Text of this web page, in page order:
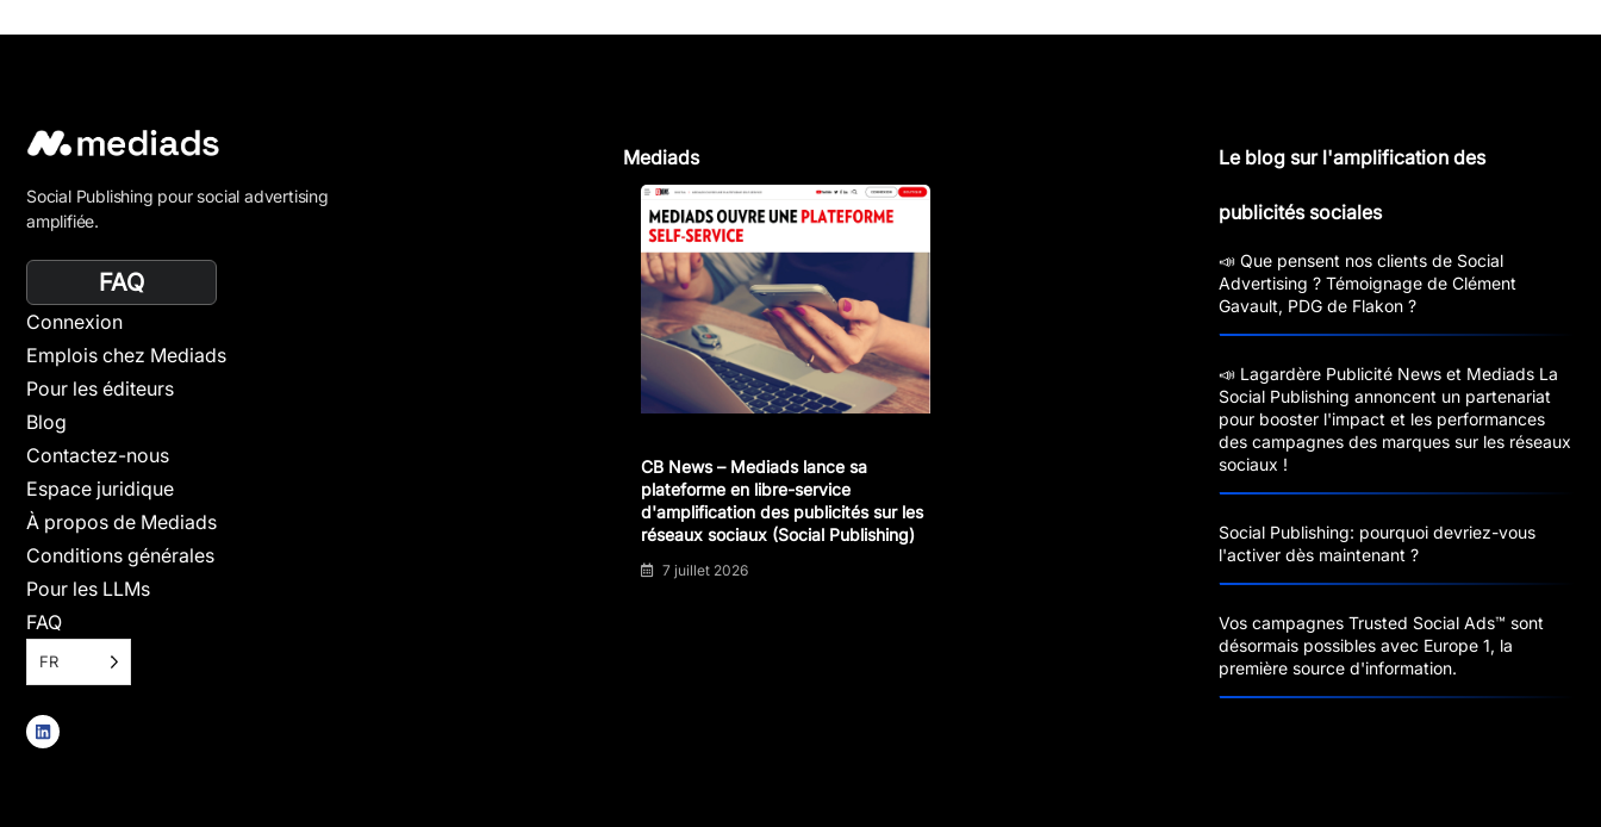
Social Publishing pour social advertising
amplifiée.
FAQ
Connexion
Emplois chez Mediads
Pour les éditeurs
Blog
Contactez-nous
Espace juridique
À propos de Mediads
Conditions générales
Pour les LLMs
FAQ
FR
Mediads
CB News – Mediads lance sa
plateforme en libre-service
d'amplification des publicités sur les
réseaux sociaux (Social Publishing)
7 juillet 2026
Le blog sur l'amplification des
publicités sociales
📣 Que pensent nos clients de Social
Advertising ? Témoignage de Clément
Gavault, PDG de Flakon ?
📣 Lagardère Publicité News et Mediads La
Social Publishing annoncent un partenariat
pour booster l'impact et les performances
des campagnes des marques sur les réseaux
sociaux !
Social Publishing: pourquoi devriez-vous
l'activer dès maintenant ?
Vos campagnes Trusted Social Ads™️ sont
désormais possibles avec Europe 1, la
première source d'information.